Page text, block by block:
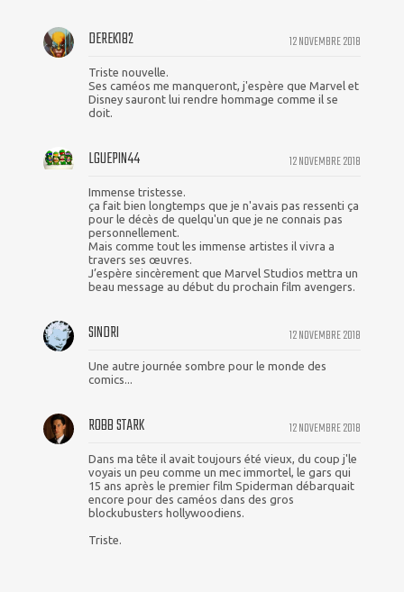
12 NOVEMBRE 2018
DEREK182
Triste nouvelle.
Ses caméos me manqueront, j'espère que Marvel et
Disney sauront lui rendre hommage comme il se
doit.
12 NOVEMBRE 2018
LGUEPIN44
Immense tristesse.
ça fait bien longtemps que je n'avais pas ressenti ça
pour le décès de quelqu'un que je ne connais pas
personnellement.
Mais comme tout les immense artistes il vivra a
travers ses œuvres.
J’espère sincèrement que Marvel Studios mettra un
beau message au début du prochain film avengers.
12 NOVEMBRE 2018
SINDRI
Une autre journée sombre pour le monde des
comics...
12 NOVEMBRE 2018
ROBB STARK
Dans ma tête il avait toujours été vieux, du coup j'le
voyais un peu comme un mec immortel, le gars qui
15 ans après le premier film Spiderman débarquait
encore pour des caméos dans des gros
blockubusters hollywoodiens.
Triste.